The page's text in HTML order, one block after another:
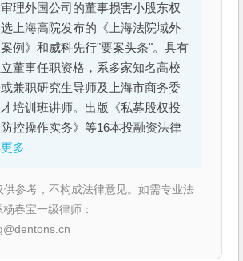
理外国公司的董事损害小股东权
上海高院发布的《上海法院域外
例》和威科先行"要案头条"。具有
立董事任职资格，系多家知名高校
兼职研究生导师及上海市商务委
培训班讲师。出版《私募股权投
控操作实务》等16本投融资法律
多
供参考，不构成法律意见。如需专业法
春宝一级律师：